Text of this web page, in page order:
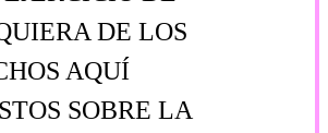
DE LOS
AQUÍ
SOBRE LA